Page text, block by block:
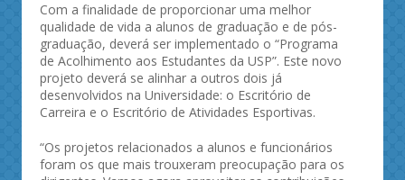
Com a finalidade de proporcionar uma melhor
qualidade de vida a alunos de graduação e de pós-
graduação, deverá ser implementado o “Programa
de Acolhimento aos Estudantes da USP”. Este novo
projeto deverá se alinhar a outros dois já
desenvolvidos na Universidade: o Escritório de
Carreira e o Escritório de Atividades Esportivas.
“Os projetos relacionados a alunos e funcionários
foram os que mais trouxeram preocupação para os